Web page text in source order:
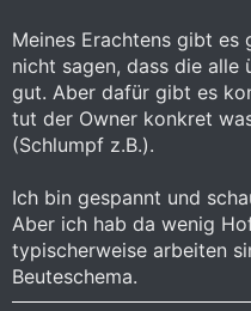
Meines Erachtens gibt es
nicht sagen, dass die alle
gut. Aber dafür gibt es
tut der Owner konkret
(Schlumpf z.B.).
Ich bin gespannt und
Aber ich hab da wenig
typischerweise arbeiten
Beuteschema.